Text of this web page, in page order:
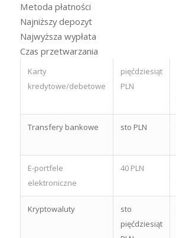
Metoda płatności
Najniższy depozyt
Najwyższa wypłata
Czas przetwarzania
Karty
kredytowe/debetowe
pięćdziesiąt
PLN
Transfery bankowe sto PLN
E-portfele
elektroniczne
40 PLN
Kryptowaluty
sto
pięćdziesiąt